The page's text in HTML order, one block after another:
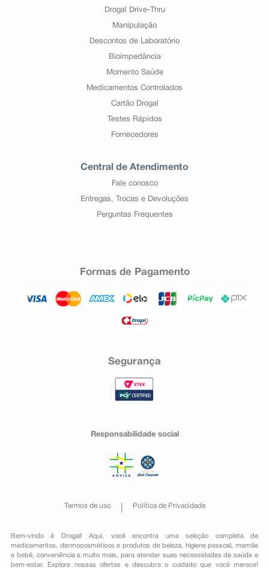
Drogal Drive-Thru
Manipulação
Descontos de Laboratório
Bioimpedância
Momento Saúde
Medicamentos Controlados
Cartão Drogal
Testes Rápidos
Fornecedores
Central de Atendimento
Fale conosco
Entregas, Trocas e Devoluções
Perguntas Frequentes
Formas de Pagamento
Segurança
Responsabilidade social
Termos de uso Política de Privacidade
Bem-vindo à Drogal! Aqui, você encontra uma seleção completa de
medicamentos , dermocosméticos e produtos de beleza, higiene pessoal ,mamãe
e bebê, conveniênciae muito mais, para atender suas necessidades de saúde e
bem-estar. Explore nossas ofertas e descubra o cuidado que você merece!